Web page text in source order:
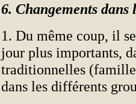
6. Changements dans
1. Du même coup, il
jour plus importants,
traditionnelles
dans les différents